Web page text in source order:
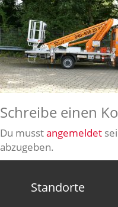
Schreibe einen
Du musstangemeldet
abzugeben.
Standorte